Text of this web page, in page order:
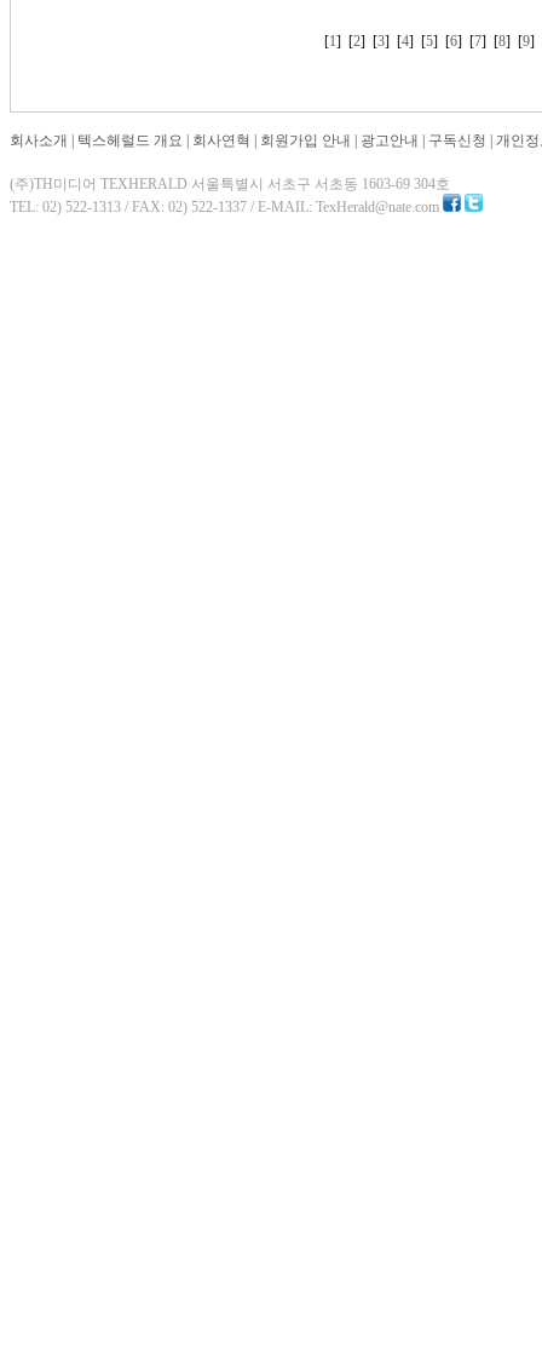
[1] [2] [3] [4] [5] [6] [7] [8] [9]
회사소개 텍스헤럴드 개요 회사연혁 회원가입 안내 광고안내 구독신청 개인
(주)TH미디어 TEXHERALD 서울특별시 서초구 서초동 1603-69 304호
TEL: 02) 522-1313 / FAX: 02) 522-1337 / E-MAIL: TexHerald@nate.com